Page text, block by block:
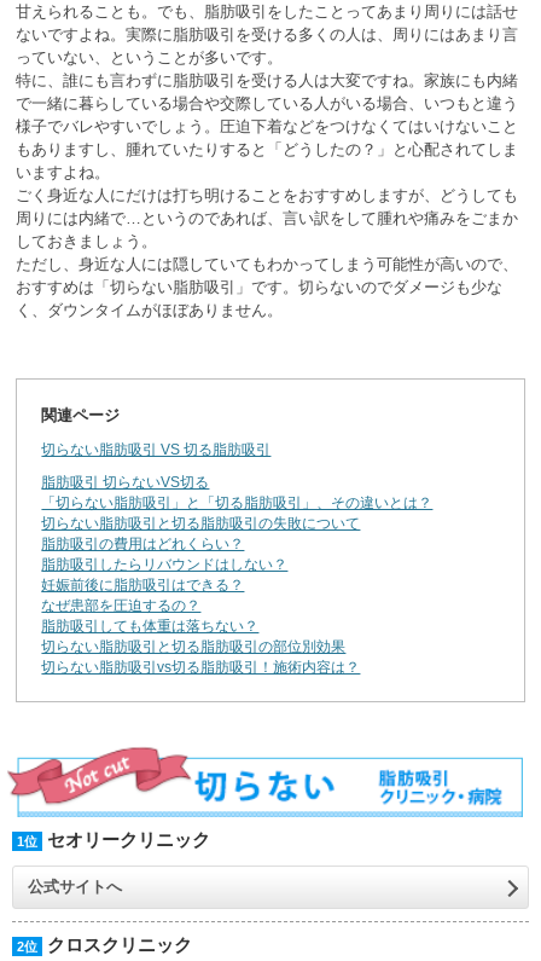
甘えられることも。でも、脂肪吸引をしたことってあまり周りには話せ
ないですよね。実際に脂肪吸引を受ける多くの人は、周りにはあまり言
っていない、ということが多いです。
特に、誰にも言わずに脂肪吸引を受ける人は大変ですね。家族にも内緒
で一緒に暮らしている場合や交際している人がいる場合、いつもと違う
様子でバレやすいでしょう。圧迫下着などをつけなくてはいけないこと
もありますし、腫れていたりすると「どうしたの？」と心配されてしま
いますよね。
ごく身近な人にだけは打ち明けることをおすすめしますが、どうしても
周りには内緒で…というのであれば、言い訳をして腫れや痛みをごまか
しておきましょう。
ただし、身近な人には隠していてもわかってしまう可能性が高いので、
おすすめは「切らない脂肪吸引」です。切らないのでダメージも少な
く、ダウンタイムがほぼありません。
関連ページ
切らない脂肪吸引 VS 切る脂肪吸引
脂肪吸引 切らないVS切る
「切らない脂肪吸引」と「切る脂肪吸引」、その違いとは？
切らない脂肪吸引と切る脂肪吸引の失敗について
脂肪吸引の費用はどれくらい？
脂肪吸引したらリバウンドはしない？
妊娠前後に脂肪吸引はできる？
なぜ患部を圧迫するの？
脂肪吸引しても体重は落ちない？
切らない脂肪吸引と切る脂肪吸引の部位別効果
切らない脂肪吸引vs切る脂肪吸引！施術内容は？
1位 セオリークリニック
公式サイトへ
2位 クロスクリニック